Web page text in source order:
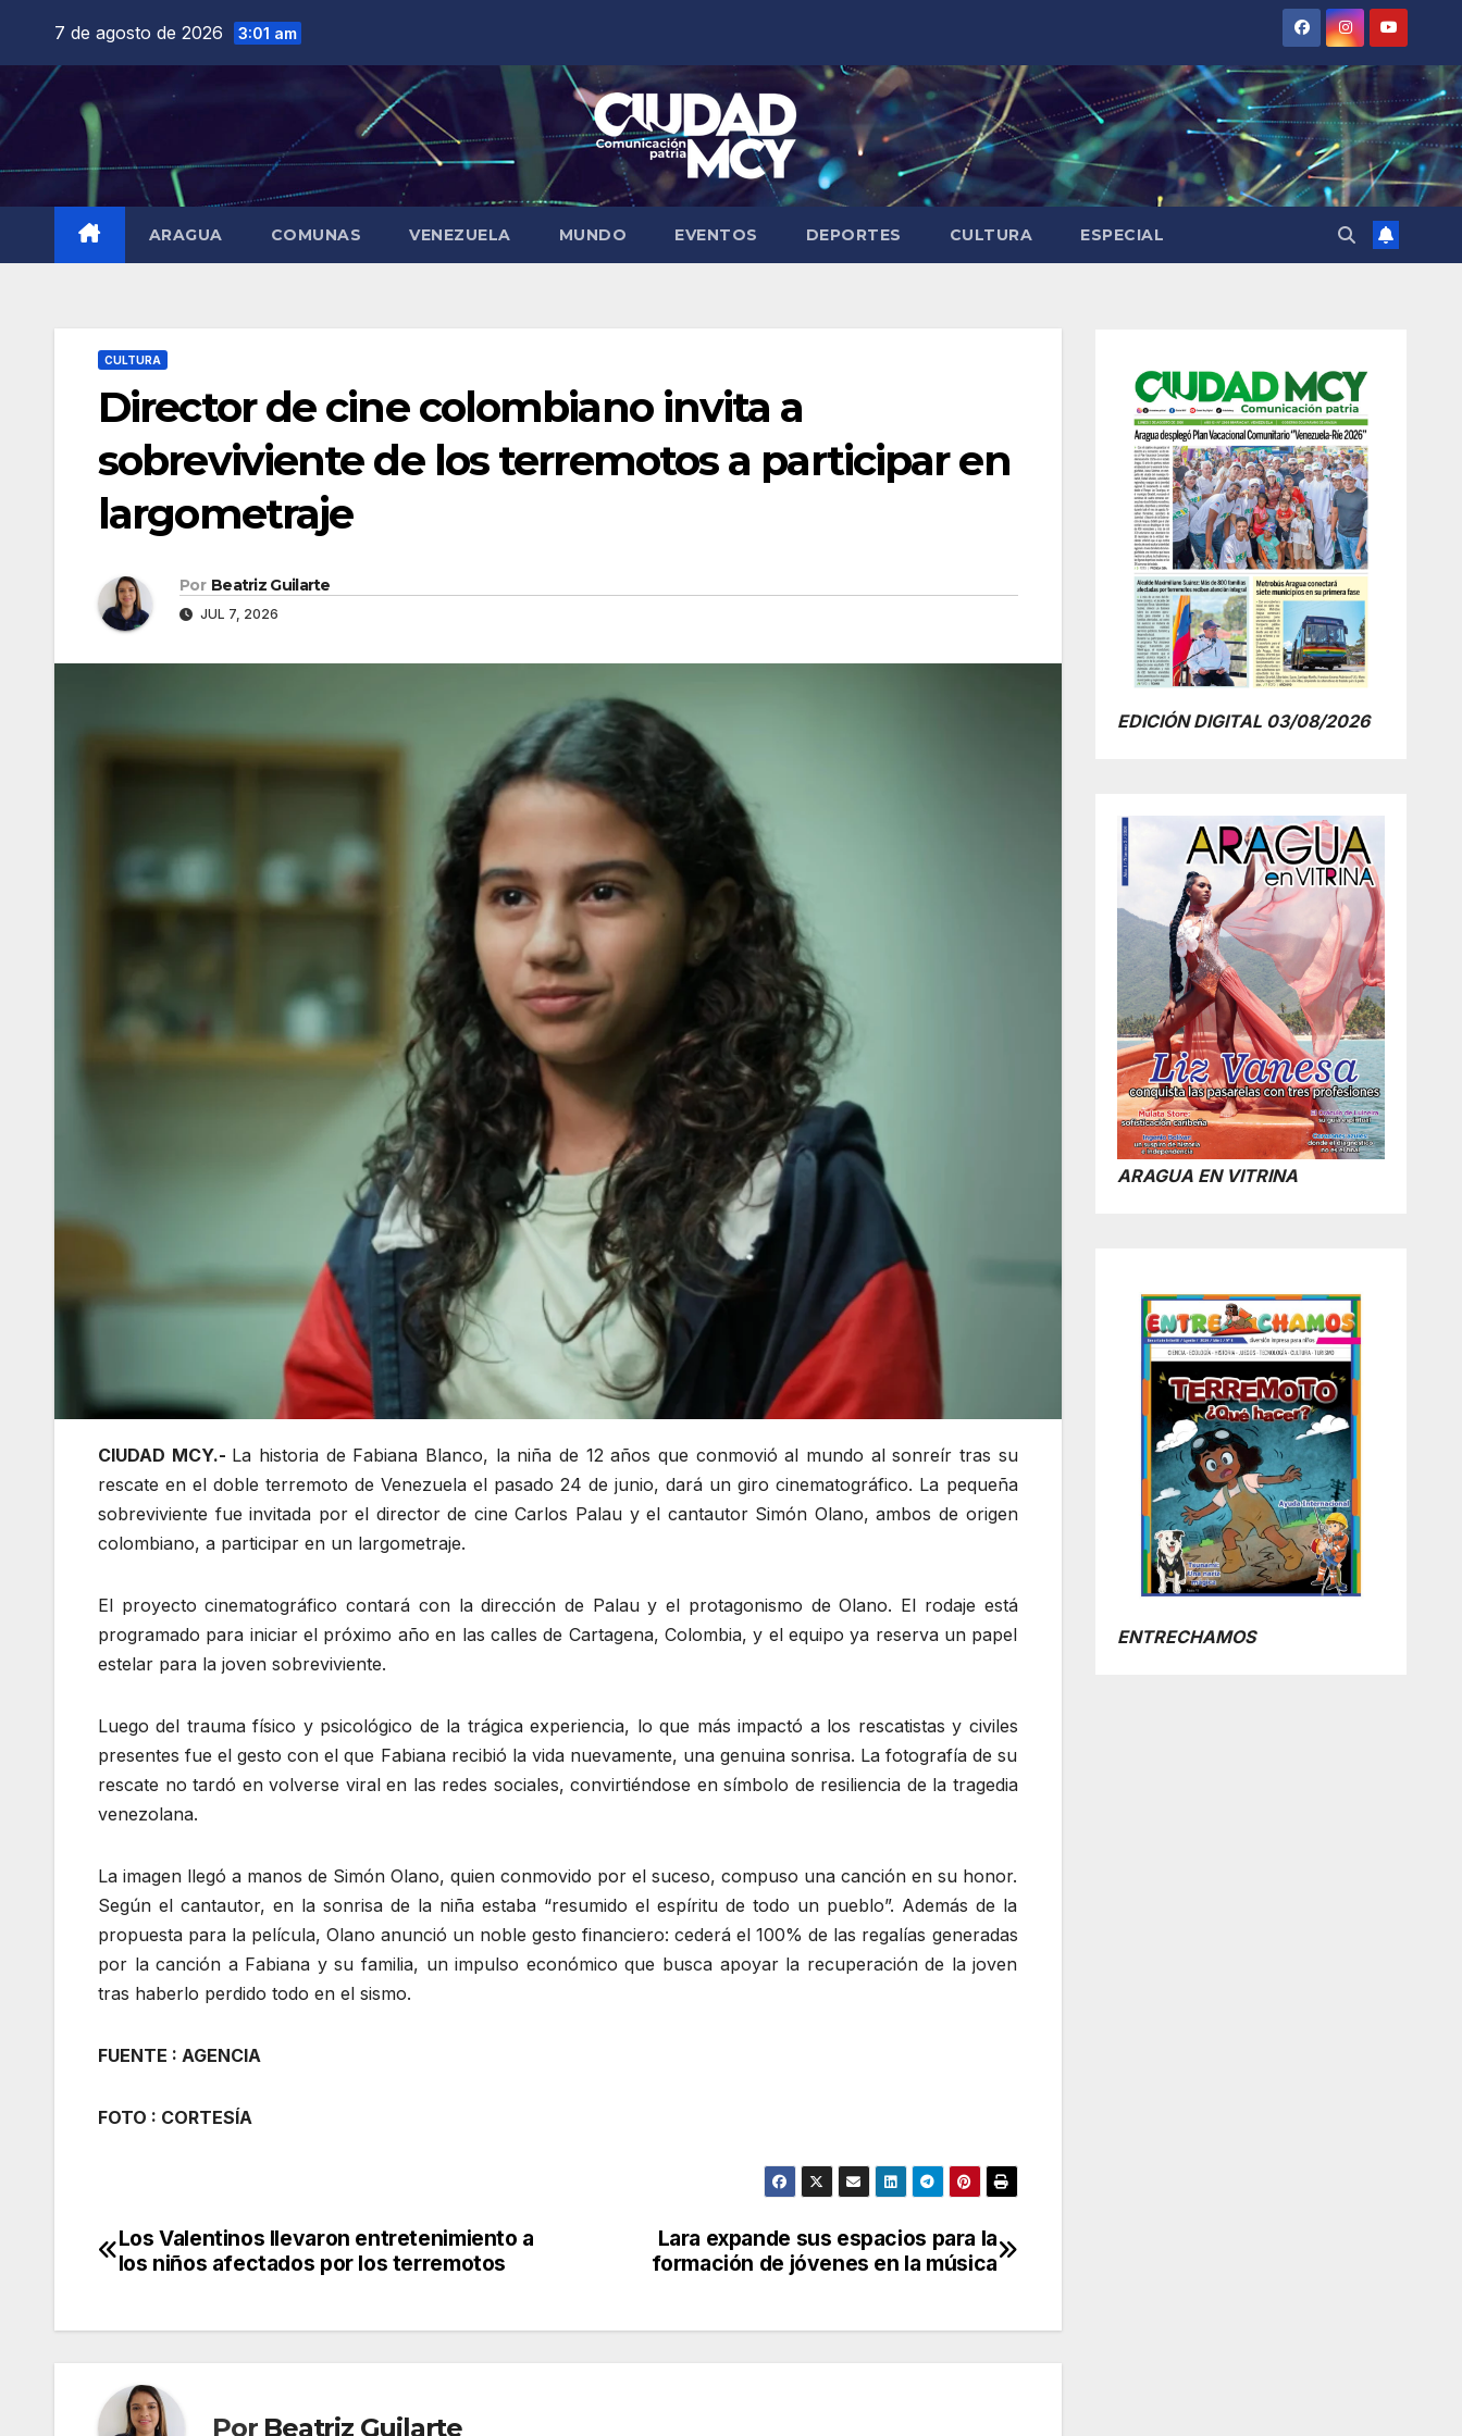
contenido
7 de agosto de 2026 3:01 am
ARAGUA COMUNAS VENEZUELA MUNDO EVENTOS DEPORTES CULTURA ESPECIAL
CULTURA
Director de cine colombiano invita a
sobreviviente de los terremotos a participar en
largometraje
Por Beatriz Guilarte
JUL 7, 2026
CIUDAD MCY.- La historia de Fabiana Blanco, la niña de 12 años que conmovió al mundo al sonreír tras su
rescate en el doble terremoto de Venezuela el pasado 24 de junio, dará un giro cinematográfico. La pequeña
sobreviviente fue invitada por el director de cine Carlos Palau y el cantautor Simón Olano, ambos de origen
colombiano, a participar en un largometraje.
El proyecto cinematográfico contará con la dirección de Palau y el protagonismo de Olano. El rodaje está
programado para iniciar el próximo año en las calles de Cartagena, Colombia, y el equipo ya reserva un papel
estelar para la joven sobreviviente.
Luego del trauma físico y psicológico de la trágica experiencia, lo que más impactó a los rescatistas y civiles
presentes fue el gesto con el que Fabiana recibió la vida nuevamente, una genuina sonrisa. La fotografía de su
rescate no tardó en volverse viral en las redes sociales, convirtiéndose en símbolo de resiliencia de la tragedia
venezolana.
La imagen llegó a manos de Simón Olano, quien conmovido por el suceso, compuso una canción en su honor.
Según el cantautor, en la sonrisa de la niña estaba “resumido el espíritu de todo un pueblo”. Además de la
propuesta para la película, Olano anunció un noble gesto financiero: cederá el 100% de las regalías generadas
por la canción a Fabiana y su familia, un impulso económico que busca apoyar la recuperación de la joven
tras haberlo perdido todo en el sismo.
FUENTE : AGENCIA
FOTO : CORTESÍA
Navegación
entradas
Lara expande sus espacios para la
formación de jóvenes en la música
Los Valentinos llevaron entretenimiento a
los niños afectados por los terremotos
Por Beatriz Guilarte
EDICIÓN DIGITAL 03/08/2026
ARAGUA EN VITRINA
ENTRECHAMOS